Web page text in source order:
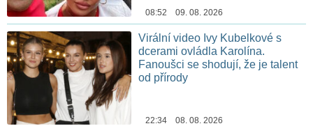
08:52 09. 08. 2026
Virální video Ivy Kubelkové s
dcerami ovládla Karolína.
Fanoušci se shodují, že je talent
od přírody
22:34 08. 08. 2026